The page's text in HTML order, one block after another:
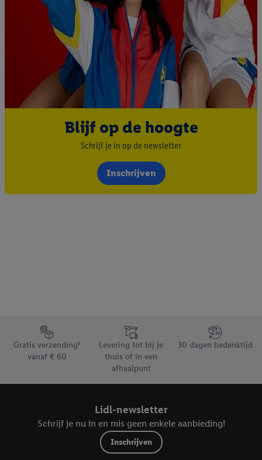
Blijf op de hoogte
Schrijf je in op de newsletter
Inschrijven
Footerelement met de verschillende USPs van Lidl.be
Gratis verzending¹
vanaf € 60
Levering tot bij je
thuis of in een
afhaalpunt
30 dagen bedenktijd
Lidl-newsletter
Schrijf je nu in en mis geen enkele aanbieding!
Inschrijven